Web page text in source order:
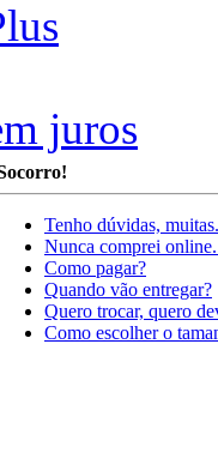
juros
Tenho dúvidas, muitas.
Nunca comprei online.
Como pagar?
Quando vão entregar?
Quero trocar, quero
Como escolher o